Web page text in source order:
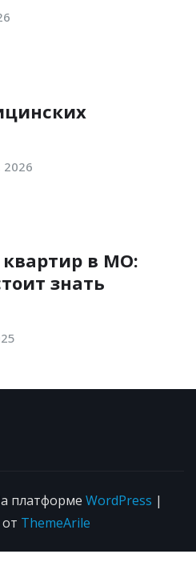
в МО:
знать
платформе WordPress |
от ThemeArile